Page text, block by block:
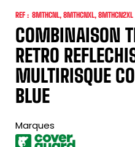
REF : 8MTHCNL, 8MTHCNXL, 8MTHCN2XL
COMBINAISON
RETRO
MULTIRISQUE
BLUE
Marques